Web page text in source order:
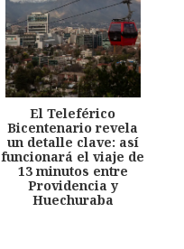
El Teleférico
Bicentenario revela
un detalle clave: así
funcionará el viaje de
13 minutos entre
Providencia y
Huechuraba